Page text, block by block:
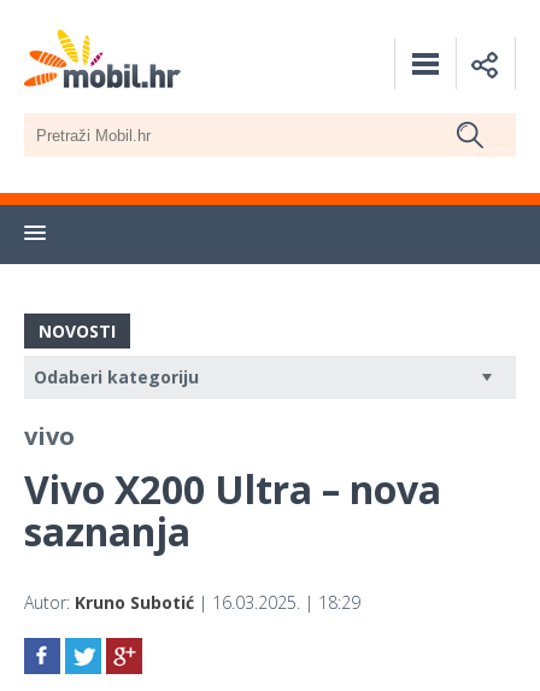
NOVOSTI
vivo
Vivo X200 Ultra – nova
saznanja
Autor: Kruno Subotić | 16.03.2025. | 18:29